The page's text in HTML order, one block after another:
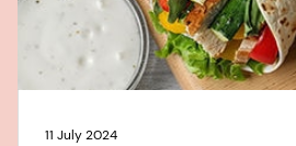
11 July 2024